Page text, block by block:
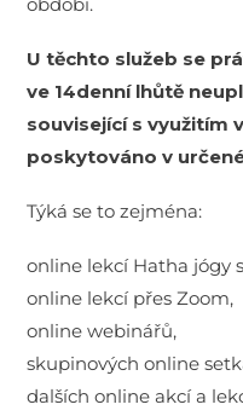
U těchto služeb se
ve 14denní lhůtě
související s využitím
poskytováno v
Týká se to zejména:
online lekcí Hatha jógy
online lekcí přes Zoom,
online webinářů,
skupinových online
dalších online akcí a